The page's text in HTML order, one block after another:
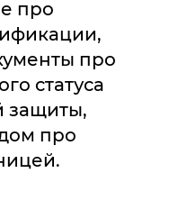
про
про
статуса
защиты,
про